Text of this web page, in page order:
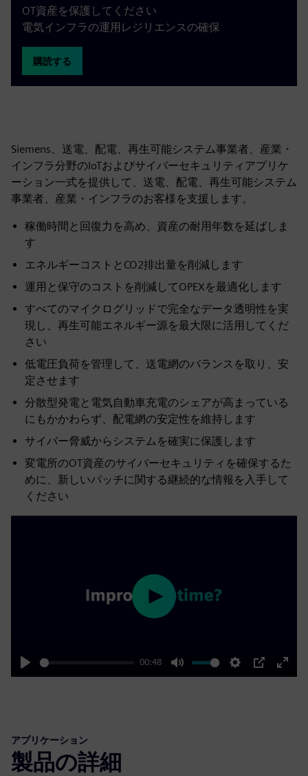
OT資産を保護してください
電気インフラの運用レジリエンスの確保
購読する
Siemens、送電、配電、再生可能システム事業者、産業・
インフラ分野のIoTおよびサイバーセキュリティアプリケ
ーション一式を提供して、送電、配電、再生可能システム
事業者、産業・インフラのお客様を支援します。
稼働時間と回復力を高め、資産の耐用年数を延ばしま
す
エネルギーコストとCO2排出量を削減します
運用と保守のコストを削減してOPEXを最適化します
すべてのマイクログリッドで完全なデータ透明性を実
現し、再生可能エネルギー源を最大限に活用してくだ
さい
低電圧負荷を管理して、送電網のバランスを取り、安
定させます
分散型発電と電気自動車充電のシェアが高まっている
にもかかわらず、配電網の安定性を維持します
サイバー脅威からシステムを確実に保護します
変電所のOT資産のサイバーセキュリティを確保するた
めに、新しいパッチに関する継続的な情報を入手して
ください
Play
00:48
Mute Settings
PIP
Enter
Play
アプリケーション
製品の詳細